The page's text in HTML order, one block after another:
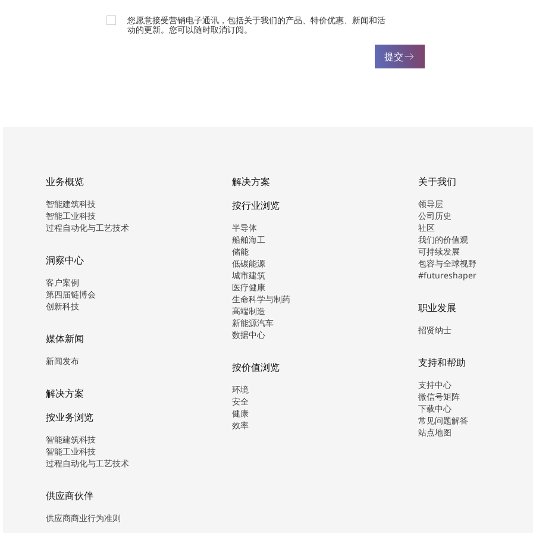
您愿意接受营销电子通讯，包括关于我们的产品、特价优惠、新闻和活
动的更新。您可以随时取消订阅。
提交
业务概览
智能建筑科技
智能工业科技
过程自动化与工艺技术
洞察中心
客户案例
第四届链博会
创新科技
媒体新闻
新闻发布
解决方案
按业务浏览
智能建筑科技
智能工业科技
过程自动化与工艺技术
供应商伙伴
供应商商业行为准则
解决方案
按行业浏览
半导体
船舶海工
储能
低碳能源
城市建筑
医疗健康
生命科学与制药
高端制造
新能源汽车
数据中心
按价值浏览
环境
安全
健康
效率
关于我们
领导层
公司历史
社区
我们的价值观
可持续发展
包容与全球视野
#futureshaper
职业发展
招贤纳士
支持和帮助
支持中心
微信号矩阵
下载中心
常见问题解答
站点地图